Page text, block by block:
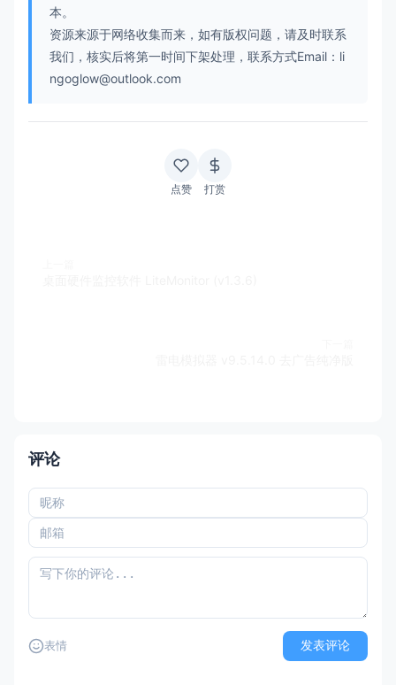
本。
资源来源于网络收集而来，如有版权问题，请及时联系
我们，核实后将第一时间下架处理，联系方式Email：li
ngoglow@outlook.com
点赞 打赏
评论
表情 发表评论